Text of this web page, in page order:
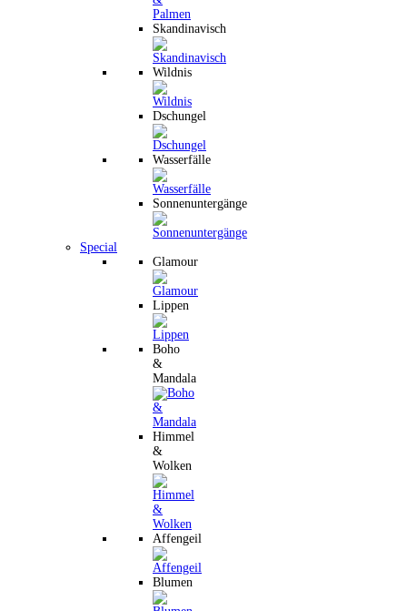
Skandinavisch
Wildnis
Dschungel
Wasserfälle
Sonnenuntergänge
Special
Glamour
Lippen
Boho
&
Mandala
Himmel
&
Wolken
Affengeil
Blumen